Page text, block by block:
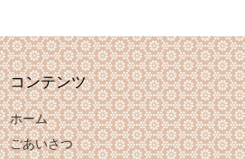
コンテンツ
ホーム
ごあいさつ